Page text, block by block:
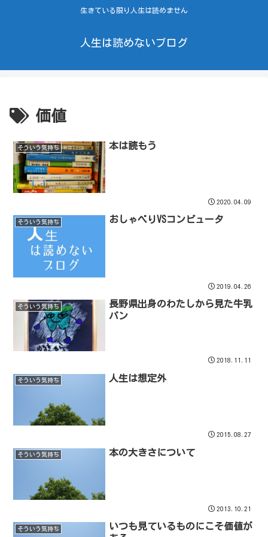
生きている限り人生は読めません
人生は読めないブログ
価値
そういう気持ち 本は読もう
2020.04.09
そういう気持ち おしゃべりVSコンピュータ
2019.04.26
そういう気持ち
長野県出身のわたしから見た牛乳
パン
2018.11.11
そういう気持ち 人生は想定外
2015.08.27
そういう気持ち 本の大きさについて
2013.10.21
そういう気持ち
いつも見ているものにこそ価値が